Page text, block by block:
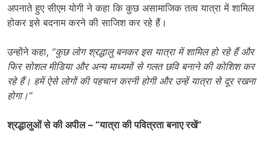
अपनाते हुए सीएम योगी ने कहा कि कुछ असामाजिक तत्व यात्रा में शामिल
होकर इसे बदनाम करने की साजिश कर रहे हैं।
उन्होंने कहा, “कुछ लोग श्रद्धालु बनकर इस यात्रा में शामिल हो रहे हैं और
फिर सोशल मीडिया और अन्य माध्यमों से गलत छवि बनाने की कोशिश कर
रहे हैं। हमें ऐसे लोगों की पहचान करनी होगी और उन्हें यात्रा से दूर रखना
होगा।”
श्रद्धालुओं से की अपील – “यात्रा की पवित्रता बनाए रखें”